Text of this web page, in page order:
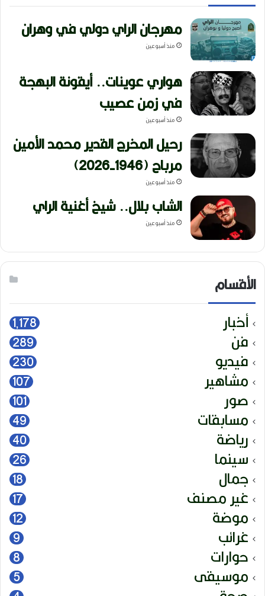
مهرجان الراي دولي في وهران
منذ أسبوعين
هواري عوينات.. أيقونة البهجة
في زمن عصيب
منذ أسبوعين
رحيل المخرج القدير محمد الأمين
مرباح (1946-2026)
منذ أسبوعين
الشاب بلال.. شيخ أغنية الراي
منذ أسبوعين
الأقسام
أخبار 1٬178
فن 289
فيديو 230
مشاهير 107
صور 101
مسابقات 49
رياضة 40
سينما 26
جمال 18
غير مصنف 17
موضة 12
غرائب 9
حوارات 8
موسيقى 5